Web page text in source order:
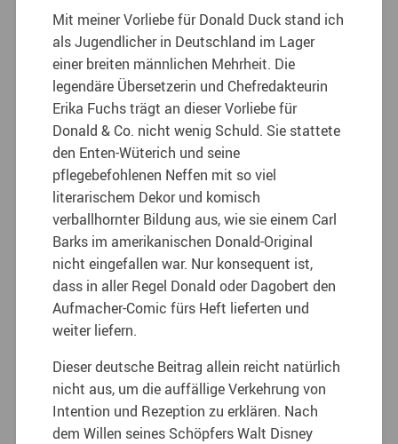
Mit meiner Vorliebe für Donald Duck stand ich
als Jugendlicher in Deutschland im Lager
einer breiten männlichen Mehrheit. Die
legendäre Übersetzerin und Chefredakteurin
Erika Fuchs trägt an dieser Vorliebe für
Donald & Co. nicht wenig Schuld. Sie stattete
den Enten-Wüterich und seine
pflegebefohlenen Neffen mit so viel
literarischem Dekor und komisch
verballhornter Bildung aus, wie sie einem Carl
Barks im amerikanischen Donald-Original
nicht eingefallen war. Nur konsequent ist,
dass in aller Regel Donald oder Dagobert den
Aufmacher-Comic fürs Heft lieferten und
weiter liefern.
Dieser deutsche Beitrag allein reicht natürlich
nicht aus, um die auffällige Verkehrung von
Intention und Rezeption zu erklären. Nach
dem Willen seines Schöpfers Walt Disney